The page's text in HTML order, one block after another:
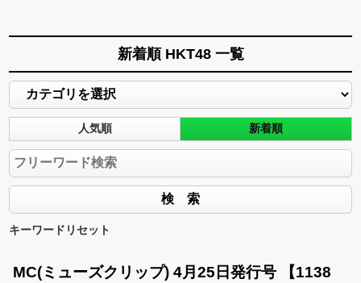
新着順 HKT48 一覧
人気順 新着順
キーワードリセット
MC(ミューズクリップ) 4月25日発行号 【1138